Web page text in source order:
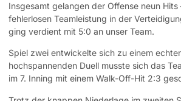
Insgesamt gelangen der Offense neun
fehlerlosen Teamleistung in der
ging verdient mit 5:0 an unser Team.
Spiel zwei entwickelte sich zu einem
hochspannenden Duell musste sich das
im 7. Inning mit einem Walk-Off-Hit 2:3